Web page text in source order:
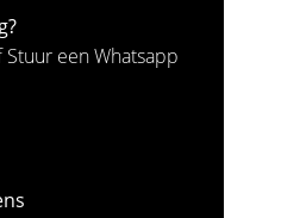
een Whatsapp